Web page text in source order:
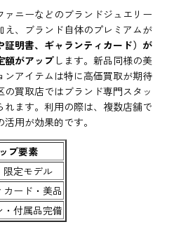
ァニーなどのブランドジュエリー
え、ブランド自体のプレミアムが
証明書、ギャランティカード）が
額がアップ します。新品同様の美
アイテムは特に高価買取が期待
買取店ではブランド専門スタッ
れます。利用の際は、複数店舗で
用が効果的です。
プ要素
限定モデル
ード・美品
・付属品完備